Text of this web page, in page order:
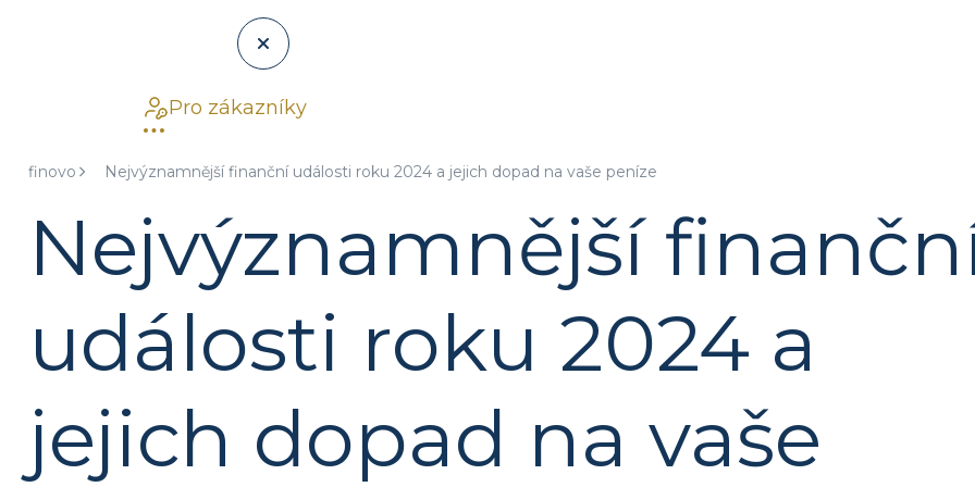
Pro zákazníky
finovo Nejvýznamnější finanční události roku 2024 a jejich dopad na vaše peníze
Nejvýznamnější
události roku 2024 a
jejich dopad na vaše